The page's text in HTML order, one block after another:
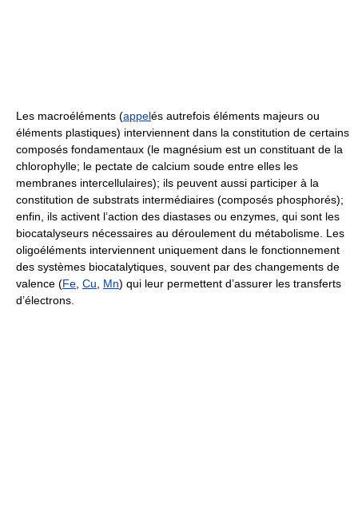
Les macroéléments (appelés autrefois éléments majeurs ou
éléments plastiques) interviennent dans la constitution de certains
composés fondamentaux (le magnésium est un constituant de la
chlorophylle; le pectate de calcium soude entre elles les
membranes intercellulaires); ils peuvent aussi participer à la
constitution de substrats intermédiaires (composés phosphorés);
enfin, ils activent l’action des diastases ou enzymes, qui sont les
biocatalyseurs nécessaires au déroulement du métabolisme. Les
oligoéléments interviennent uniquement dans le fonctionnement
des systèmes biocatalytiques, souvent par des changements de
valence (Fe Cu Mn) qui leur permettent d’assurer les transferts
d’électrons.